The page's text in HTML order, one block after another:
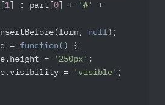
1 ] : part[0 ] + '#'
+
null );
=
function ( ) {
= '250px' ;
= 'visible' ;